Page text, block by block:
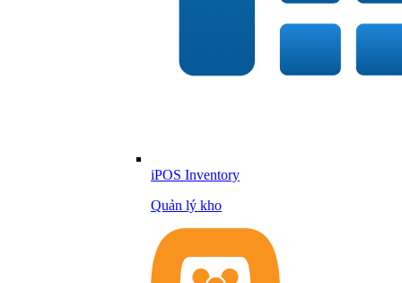
iPOS Inventory
Quản lý kho